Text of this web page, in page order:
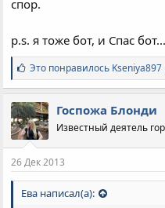
спор.
p.s. я тоже бот, и Спас
С
и
м
п
а
т
и
:
Это понравилось Kseniya897
Госпожа Блонди
Известный деятель
26 Дек 2013
Ева написал(а):